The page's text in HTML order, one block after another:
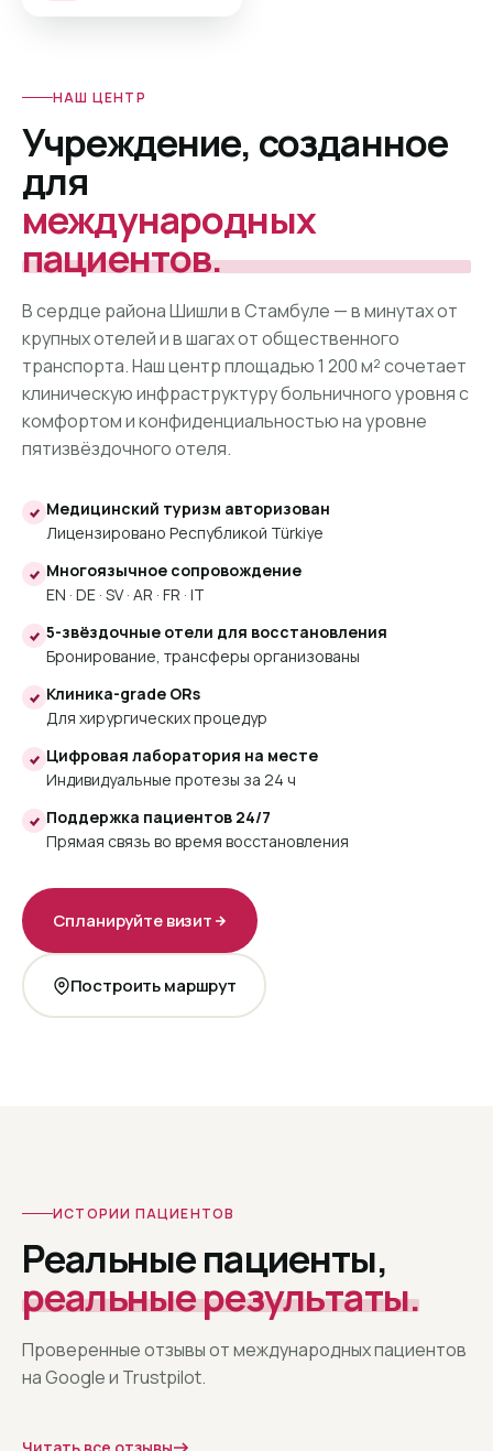
НАШ ЦЕНТР
Учреждение, созданное
для
международных
пациентов.
В сердце района Шишли в Стамбуле — в минутах от
крупных отелей и в шагах от общественного
транспорта. Наш центр площадью 1 200 м² сочетает
клиническую инфраструктуру больничного уровня с
комфортом и конфиденциальностью на уровне
пятизвёздочного отеля.
Медицинский туризм авторизован
Лицензировано Республикой Türkiye
Многоязычное сопровождение
EN · DE · SV · AR · FR · IT
5-звёздочные отели для восстановления
Бронирование, трансферы организованы
Клиника-grade ORs
Для хирургических процедур
Цифровая лаборатория на месте
Индивидуальные протезы за 24 ч
Поддержка пациентов 24/7
Прямая связь во время восстановления
Спланируйте визит
Построить маршрут
ИСТОРИИ ПАЦИЕНТОВ
Реальные пациенты,
реальные результаты.
Проверенные отзывы от международных пациентов
на Google и Trustpilot.